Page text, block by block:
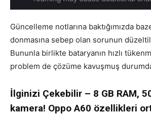
Güncelleme notlarına baktığımızda
donmasına sebep olan sorunun
Bununla birlikte bataryanın hızlı
problem de çözüme kavuşmuş
İlginizi Çekebilir – 8 GB RAM,
kamera! Oppo A60 özellikleri